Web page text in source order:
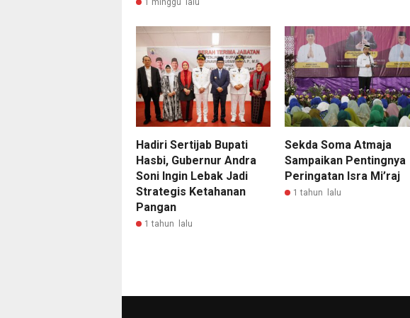
1 minggu lalu
Hadiri Sertijab Bupati
Hasbi, Gubernur Andra
Soni Ingin Lebak Jadi
Strategis Ketahanan
Pangan
1 tahun lalu
Sekda Soma Atmaja
Sampaikan Pentingnya
Peringatan Isra Mi’raj
1 tahun lalu